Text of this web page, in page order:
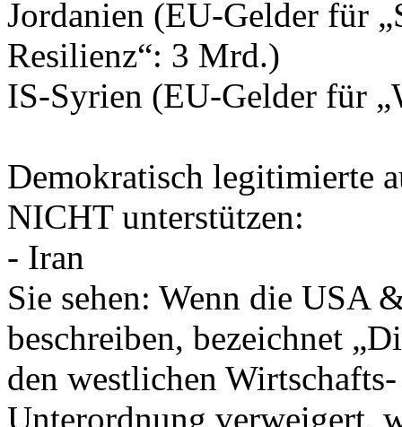
Jordanien (EU-Gelder für
Resilienz“: 3 Mrd.)
IS-Syrien (EU-Gelder für
Demokratisch legitimierte
NICHT unterstützen:
- Iran
Sie sehen: Wenn die USA
beschreiben, bezeichnet
den westlichen
Unterordnung verweigert,